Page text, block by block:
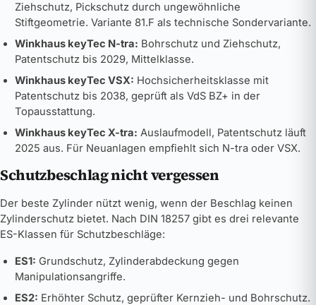
Ziehschutz, Pickschutz durch ungewöhnliche
Stiftgeometrie. Variante 81.F als technische Sondervariante.
Winkhaus keyTec N-tra: Bohrschutz und Ziehschutz,
Patentschutz bis 2029, Mittelklasse.
Winkhaus keyTec VSX: Hochsicherheitsklasse mit
Patentschutz bis 2038, geprüft als VdS BZ+ in der
Topausstattung.
Winkhaus keyTec X-tra: Auslaufmodell, Patentschutz läuft
2025 aus. Für Neuanlagen empfiehlt sich N-tra oder VSX.
Schutzbeschlag nicht vergessen
Der beste Zylinder nützt wenig, wenn der Beschlag keinen
Zylinderschutz bietet. Nach DIN 18257 gibt es drei relevante
ES-Klassen für Schutzbeschläge:
ES1: Grundschutz, Zylinderabdeckung gegen
Manipulationsangriffe.
ES2: Erhöhter Schutz, geprüfter Kernzieh- und Bohrschutz.